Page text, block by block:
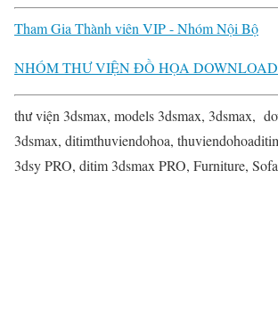
Tham Gia Thành viên VIP - Nhóm Nội Bộ
NHÓM THƯ VIỆN ĐỒ HỌA
thư viện 3dsmax, models 3dsmax, 3dsmax,
3dsmax, ditimthuviendohoa,
3dsy PRO, ditim 3dsmax PRO, Furniture,